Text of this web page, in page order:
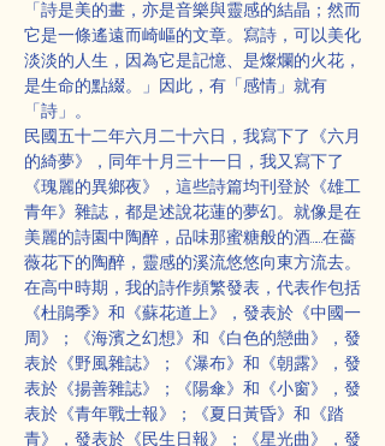
「詩是美的畫，亦是音樂與靈感的結晶；然而
它是一條遙遠而崎嶇的文章。寫詩，可以美化
淡淡的人生，因為它是記憶、是燦爛的火花，
是生命的點綴。」因此，有「感情」就有
「詩」。
民國五十二年六月二十六日，我寫下了《六月
的綺夢》，同年十月三十一日，我又寫下了
《瑰麗的異鄉夜》，這些詩篇均刊登於《雄工
青年》雜誌，都是述說花蓮的夢幻。就像是在
美麗的詩園中陶醉，品味那蜜糖般的酒……在薔
薇花下的陶醉，靈感的溪流悠悠向東方流去。
在高中時期，我的詩作頻繁發表，代表作包括
《杜鵑季》和《蘇花道上》，發表於《中國一
周》；《海濱之幻想》和《白色的戀曲》，發
表於《野風雜誌》；《瀑布》和《朝露》，發
表於《揚善雜誌》；《陽傘》和《小窗》，發
表於《青年戰士報》；《夏日黃昏》和《踏
青》，發表於《民生日報》；《星光曲》，發